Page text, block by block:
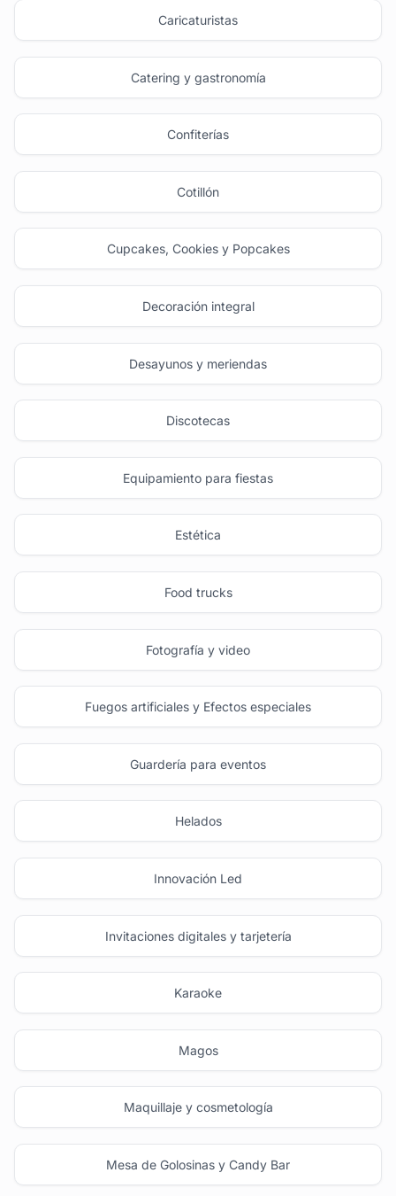
Caricaturistas
Catering y gastronomía
Confiterías
Cotillón
Cupcakes, Cookies y Popcakes
Decoración integral
Desayunos y meriendas
Discotecas
Equipamiento para fiestas
Estética
Food trucks
Fotografía y video
Fuegos artificiales y Efectos especiales
Guardería para eventos
Helados
Innovación Led
Invitaciones digitales y tarjetería
Karaoke
Magos
Maquillaje y cosmetología
Mesa de Golosinas y Candy Bar